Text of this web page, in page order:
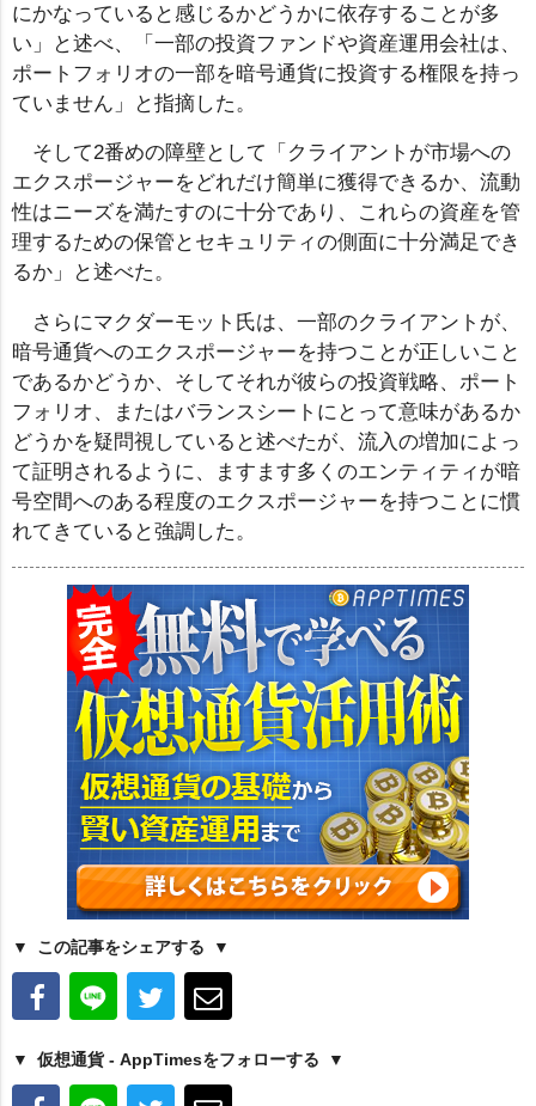
にかなっていると感じるかどうかに依存することが多
い」と述べ、「一部の投資ファンドや資産運用会社は、
ポートフォリオの一部を暗号通貨に投資する権限を持っ
ていません」と指摘した。
そして2番めの障壁として「クライアントが市場への
エクスポージャーをどれだけ簡単に獲得できるか、流動
性はニーズを満たすのに十分であり、これらの資産を管
理するための保管とセキュリティの側面に十分満足でき
るか」と述べた。
さらにマクダーモット氏は、一部のクライアントが、
暗号通貨へのエクスポージャーを持つことが正しいこと
であるかどうか、そしてそれが彼らの投資戦略、ポート
フォリオ、またはバランスシートにとって意味があるか
どうかを疑問視していると述べたが、流入の増加によっ
て証明されるように、ますます多くのエンティティが暗
号空間へのある程度のエクスポージャーを持つことに慣
れてきていると強調した。
この記事をシェアする
仮想通貨 - AppTimesをフォローする